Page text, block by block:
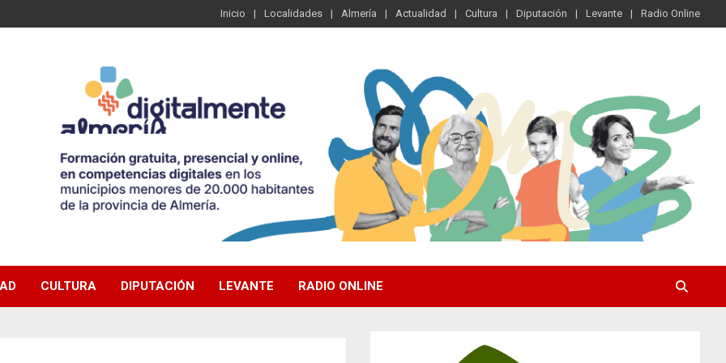
Inicio Localidades Almería Actualidad Cultura Diputación Levante Radio Online
CULTURA DIPUTACIÓN LEVANTE RADIO ONLINE